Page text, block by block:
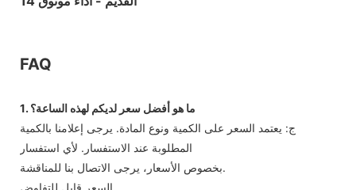
FAQ
1. ما هو أفضل سعر لديكم لهذه الساعة؟
ج: يعتمد السعر على الكمية ونوع المادة. يرجى إعلامنا بالكمية
المطلوبة عند الاستفسار. لأي استفسار
بخصوص الأسعار، يرجى الاتصال بنا للمناقشة.
السعر قابل للتفاوض.